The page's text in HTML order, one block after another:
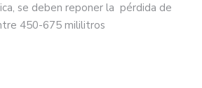
se deben reponer la pérdida de
450-675 mililitros